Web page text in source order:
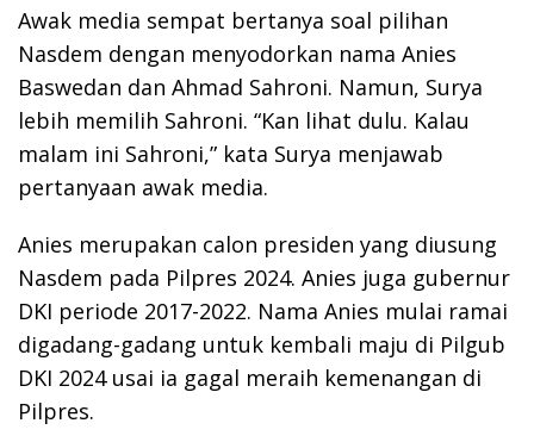
Awak media sempat bertanya soal pilihan
Nasdem dengan menyodorkan nama Anies
Baswedan dan Ahmad Sahroni. Namun, Surya
lebih memilih Sahroni. “Kan lihat dulu. Kalau
malam ini Sahroni,” kata Surya menjawab
pertanyaan awak media.
Anies merupakan calon presiden yang diusung
Nasdem pada Pilpres 2024. Anies juga gubernur
DKI periode 2017-2022. Nama Anies mulai ramai
digadang-gadang untuk kembali maju di Pilgub
DKI 2024 usai ia gagal meraih kemenangan di
Pilpres.